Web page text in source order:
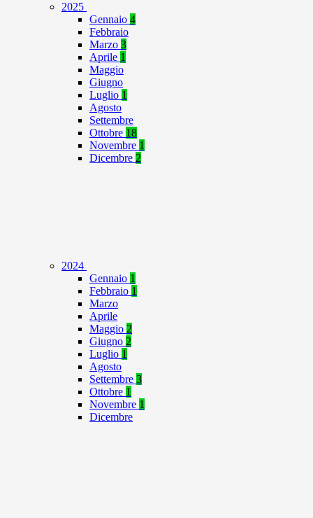
2025
Gennaio 4
Febbraio
Marzo 3
Aprile 1
Maggio
Giugno
Luglio 1
Agosto
Settembre
Ottobre 18
Novembre 1
Dicembre 2
2024
Gennaio 1
Febbraio 1
Marzo
Aprile
Maggio 2
Giugno 2
Luglio 1
Agosto
Settembre 3
Ottobre 1
Novembre 1
Dicembre